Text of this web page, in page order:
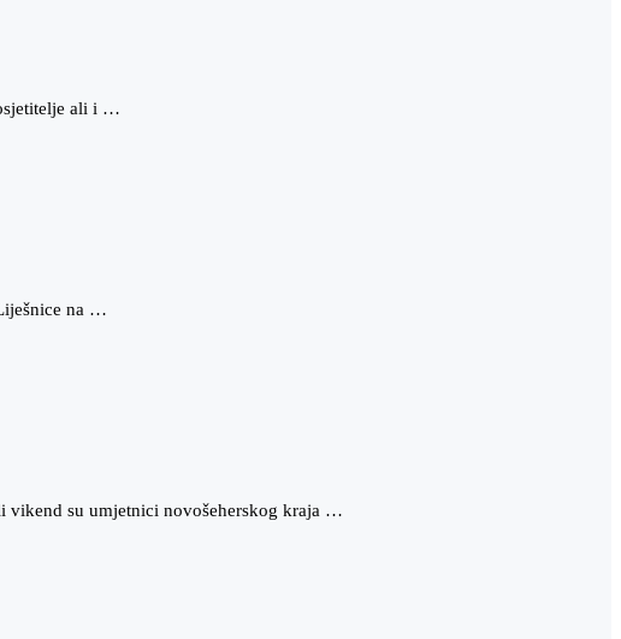
ali i …
na …
vikend su umjetnici novošeherskog kraja …